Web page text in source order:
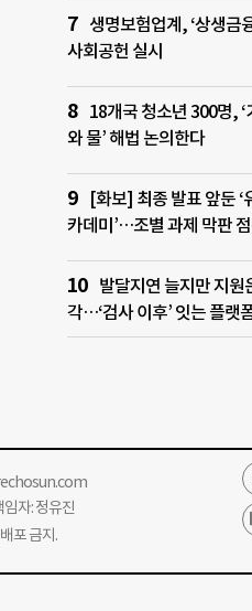
생명보험업계, ‘상생금
사회공헌 실시
18개국 청소년 300명, ‘
와 물’ 해법 논의한다
[화보] 최종 발표 앞둔 ‘
카데미’…조별 과제 막판
발달지연 늘지만 지원
각…‘검사 이후’ 잇는 플랫
자: 정유진
포 금지.